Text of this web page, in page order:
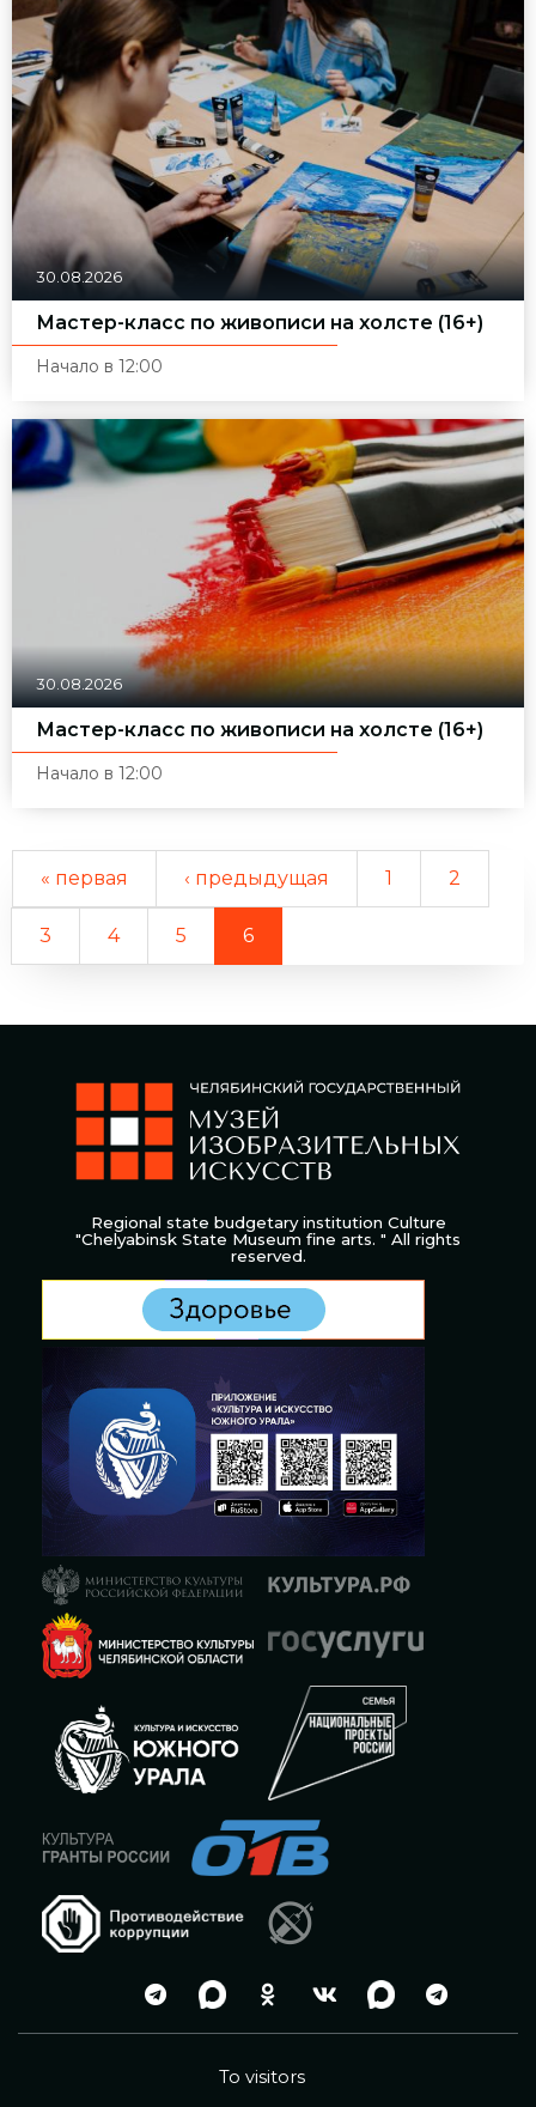
30.08.2026
Мастер-класс по живописи на холсте (16+)
Начало в 12:00
30.08.2026
Мастер-класс по живописи на холсте (16+)
Начало в 12:00
« первая ‹ предыдущая 1 2
3 4 5 6
Regional state budgetary institution Culture
"Chelyabinsk State Museum fine arts. " All rights
reserved.
To visitors